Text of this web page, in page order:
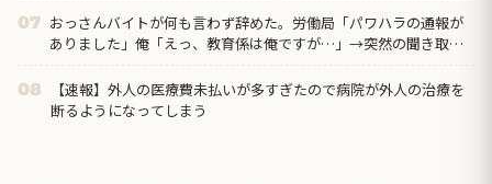
07 おっさんバイトが何も言わず辞めた。労働局「パワハラの通報が
ありました」俺「えっ、教育係は俺ですが…」→突然の聞き取り
08
【速報】外人の医療費未払いが多すぎたので病院が外人の治療を
断るようになってしまう